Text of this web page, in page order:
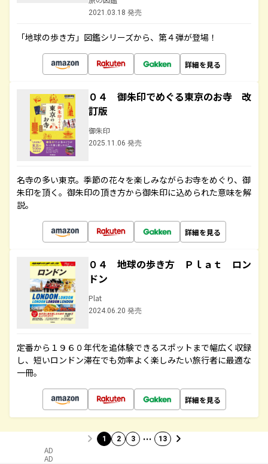
2021.03.18 発売
「地球の歩き方」図鑑シリーズから、第４弾が登場！
詳細を見る
０４ 御朱印でめぐる東京のお寺 改
訂版
御朱印
2025.11.06 発売
名寺の多い東京。季節の花々を楽しみながらお寺をめぐり、御
朱印を頂く。御朱印の頂き方から御朱印に込められた意味を解
説。
詳細を見る
０４ 地球の歩き方 Ｐｌａｔ ロン
ドン
Plat
2024.06.20 発売
定番から１９６０年代を追体験できるスポットまで幅広く収録
し、短いロンドン滞在でも効率よく楽しみたい旅行者に最適な
一冊。
詳細を見る
1 2 3 … 13
AD
AD